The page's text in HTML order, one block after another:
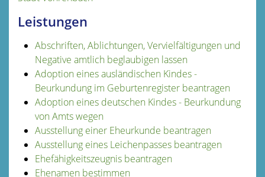
Leistungen
Abschriften, Ablichtungen, Vervielfältigungen und
Negative amtlich beglaubigen lassen
Adoption eines ausländischen Kindes -
Beurkundung im Geburtenregister beantragen
Adoption eines deutschen Kindes - Beurkundung
von Amts wegen
Ausstellung einer Eheurkunde beantragen
Ausstellung eines Leichenpasses beantragen
Ehefähigkeitszeugnis beantragen
Ehenamen bestimmen